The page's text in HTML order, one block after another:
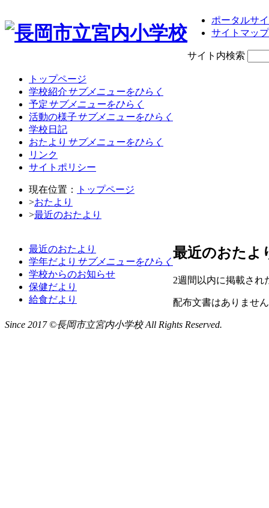
ポータルサ
サイトマップ
サイト内検索
トップページ
学校紹介サブメニューをひらく
予定サブメニューをひらく
活動の様子サブメニューをひらく
学校日記
おたより サブメニューをひらく
リンク
サイトポリシー
現在位置：
トップページ
>おたより
>最近のおたより
最近のおたより
学年だより サブメニューをひらく
学校からのお知らせ
保健だより
給食だより
最近のおたよ
2週間以内に掲載され
配布文書はありませ
Since 2017 ©長岡市立宮内小学校 All Rights Reserved.